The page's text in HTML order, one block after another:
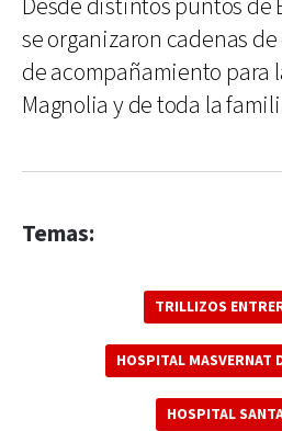
Desde distintos puntos de
se organizaron cadenas
de acompañamiento para
Magnolia y de toda la
Temas:
TRILLIZOS
HOSPITAL MASVERNAT
HOSPITAL